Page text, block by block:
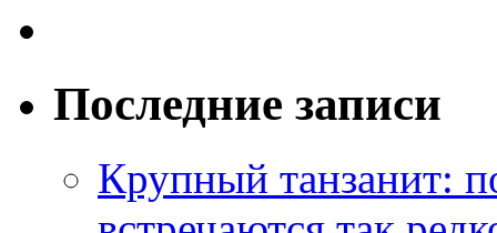
Последние записи
Крупный танзанит: